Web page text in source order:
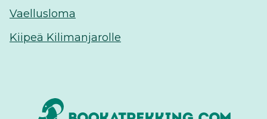
Vaellusloma
Kiipeä Kilimanjarolle